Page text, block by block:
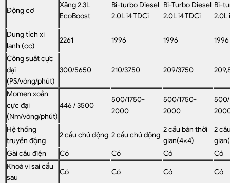
Động cơ
Xăng 2.3L
EcoBoost
Bi-turbo Diesel
2.0L i4 TDCi
Bi-Turbo Diesel
2.0L i4 TDCi
Bi-
2.0L
Dung tích xi
lanh (cc)
2261 1996 1996 1996
Công suất cực
đại
(PS/vòng/phút)
300/5650 210/3750 209/3750
Momen xoắn
cực đại
(Nm/vòng/phút)
446 / 3500
500/1750-
2000
500/1750-
2000
Hệ thống
truyền động
2 cầu chủ động 2 cầu chủ động
2 cầu bán thời
gian(4×4)
2
Gài cầu điện
Có Có Có
Có
Khoá vi sai cầu
sau
Có Có Có Có